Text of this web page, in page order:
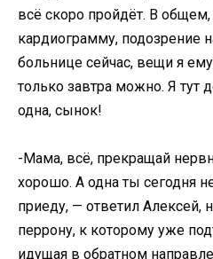
всё скоро пройдёт. В
кардиограмму, подозрение
больнице сейчас, вещи я
только завтра можно. Я тут
одна, сынок!
-Мама, всё, прекращай
хорошо. А одна ты сегодня
приеду, — ответил Алексей,
перрону, к которому уже
идущая в обратном